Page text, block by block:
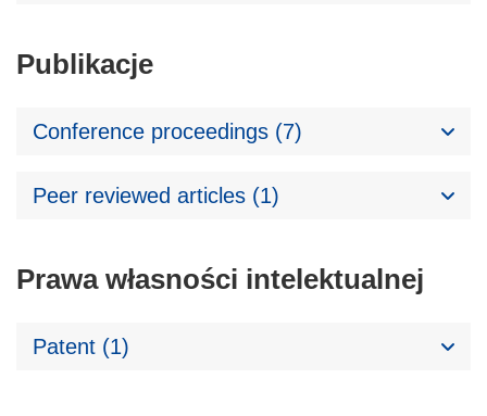
Publikacje
Conference proceedings (7)
Peer reviewed articles (1)
Prawa własności intelektualnej
Patent (1)